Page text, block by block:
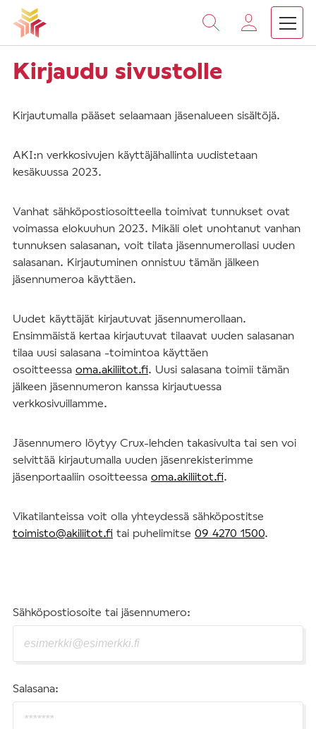
Vieritä
sisältöön
Kirjaudu sivustolle
Kirjautumalla pääset selaamaan jäsenalueen sisältöjä.
AKI:n verkkosivujen käyttäjähallinta uudistetaan
kesäkuussa 2023.
Vanhat sähköpostiosoitteella toimivat tunnukset ovat
voimassa elokuuhun 2023. Mikäli olet unohtanut vanhan
tunnuksen salasanan, voit tilata jäsennumerollasi uuden
salasanan. Kirjautuminen onnistuu tämän jälkeen
jäsennumeroa käyttäen.
Uudet käyttäjät kirjautuvat jäsennumerollaan.
Ensimmäistä kertaa kirjautuvat tilaavat uuden salasanan
tilaa uusi salasana -toimintoa käyttäen
osoitteessa oma.akiliitot.fi. Uusi salasana toimii tämän
jälkeen jäsennumeron kanssa kirjautuessa
verkkosivuillamme.
Jäsennumero löytyy Crux-lehden takasivulta tai sen voi
selvittää kirjautumalla uuden jäsenrekisterimme
jäsenportaaliin osoitteessa oma.akiliitot.fi.
Vikatilanteissa voit olla yhteydessä sähköpostitse
toimisto@akiliitot.fi tai puhelimitse 09 4270 1500.
Sähköpostiosoite tai jäsennumero:
Salasana: